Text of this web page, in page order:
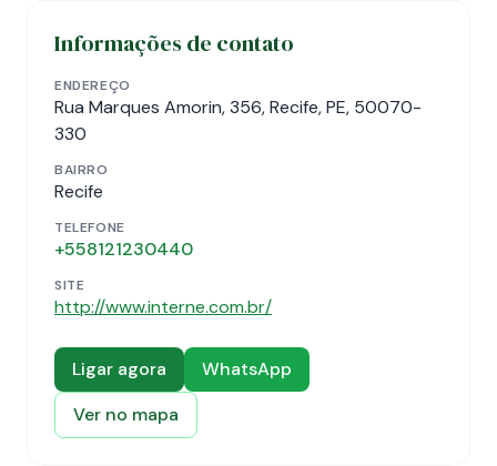
Informações de contato
ENDEREÇO
Rua Marques Amorin, 356, Recife, PE, 50070-
330
BAIRRO
Recife
TELEFONE
+558121230440
SITE
http://www.interne.com.br/
Ligar agora
WhatsApp
Ver no mapa